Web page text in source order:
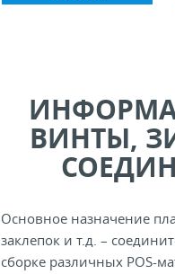
ВИНТЫ,
Основное назначение
заклепок и т.д. –
сборке различных POS-